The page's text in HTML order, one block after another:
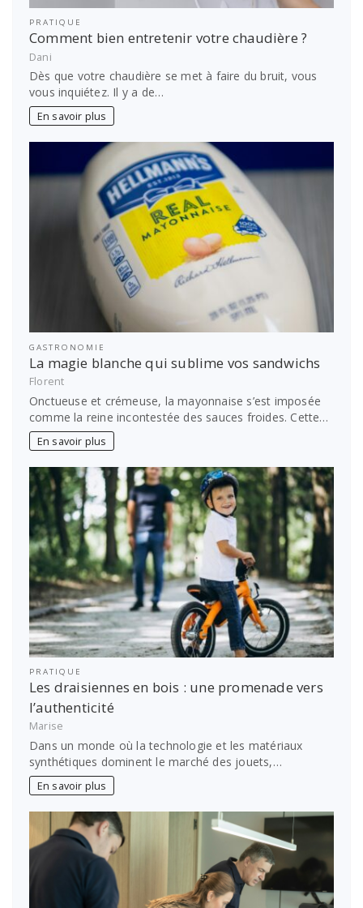
PRATIQUE
Comment bien entretenir votre chaudière ?
Dani
Dès que votre chaudière se met à faire du bruit, vous
vous inquiétez. Il y a de…
En savoir plus
GASTRONOMIE
La magie blanche qui sublime vos sandwichs
Florent
Onctueuse et crémeuse, la mayonnaise s’est imposée
comme la reine incontestée des sauces froides. Cette…
En savoir plus
PRATIQUE
Les draisiennes en bois : une promenade vers
l’authenticité
Marise
Dans un monde où la technologie et les matériaux
synthétiques dominent le marché des jouets,…
En savoir plus